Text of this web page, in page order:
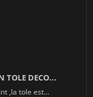
TOLE DECO...
,la tole est...